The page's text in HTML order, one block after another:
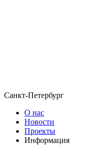
Санкт-Петербург
О нас
Новости
Проекты
Информация